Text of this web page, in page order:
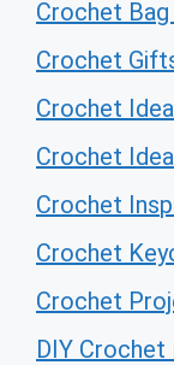
Crochet Bag
Crochet
Crochet
Crochet
Crochet
Crochet
Crochet
DIY